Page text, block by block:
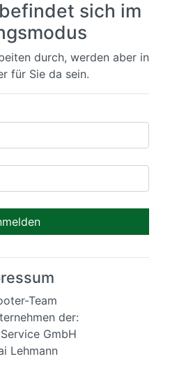
sich im
durch, werden aber in
für Sie da sein.
Team
der:
GmbH
Lehmann